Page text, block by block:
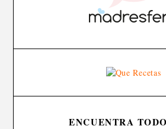
ENCUENTRA